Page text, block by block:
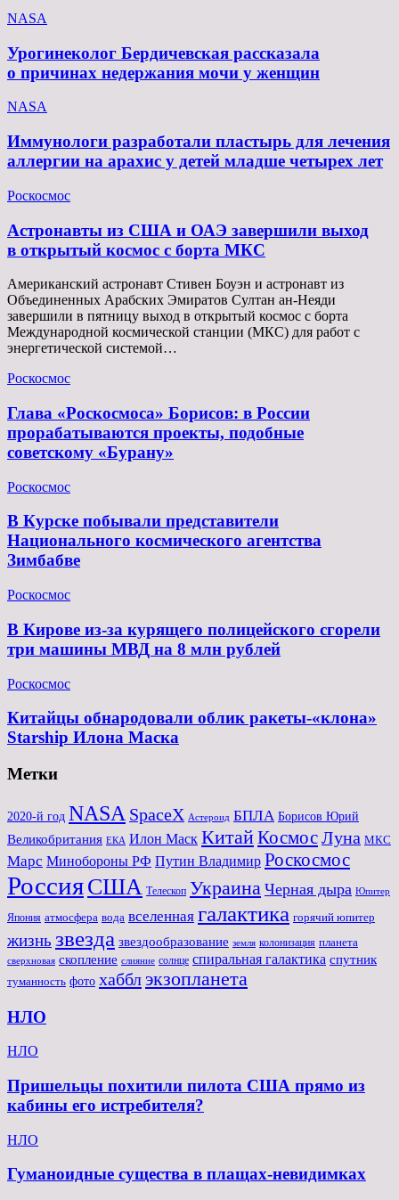
NASA
Урогинеколог Бердичевская рассказала
о причинах недержания мочи у женщин
NASA
Иммунологи разработали пластырь для лечения
аллергии на арахис у детей младше четырех лет
Роскосмос
Астронавты из США и ОАЭ завершили выход
в открытый космос с борта МКС
Американский астронавт Стивен Боуэн и астронавт из
Объединенных Арабских Эмиратов Султан ан-Неяди
завершили в пятницу выход в открытый космос с борта
Международной космической станции (МКС) для работ с
энергетической системой…
Роскосмос
Глава «Роскосмоса» Борисов: в России
прорабатываются проекты, подобные
советскому «Бурану»
Роскосмос
В Курске побывали представители
Национального космического агентства
Зимбабве
Роскосмос
В Кирове из-за курящего полицейского сгорели
три машины МВД на 8 млн рублей
Роскосмос
Китайцы обнародовали облик ракеты-«клона»
Starship Илона Маска
Метки
2020-й год NASA SpaceX Астероид БПЛА Борисов Юрий
Великобритания ЕКА Илон Маск КитайКосмосЛуна МКС
Марс Минoбороны РФ Путин Владимир Роскосмос
РоссияСША Телескоп Украина Черная дыра Юпитер
Япония атмосфера вода вселенная галактика горячий юпитер
жизнь звезда звездообразование земля колонизация планета
сверхновая скопление слияние солнце спиральная галактика спутник
туманность фото хаббл экзопланета
НЛО
НЛО
Пришельцы похитили пилота США прямо из
кабины его истребителя?
НЛО
Гуманоидные существа в плащах-невидимках